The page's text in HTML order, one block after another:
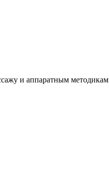
и аппаратным методикам